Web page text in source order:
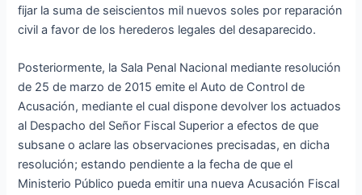
fijar la suma de seiscientos mil nuevos soles por reparación
civil a favor de los herederos legales del desaparecido.
Posteriormente, la Sala Penal Nacional mediante resolución
de 25 de marzo de 2015 emite el Auto de Control de
Acusación, mediante el cual dispone devolver los actuados
al Despacho del Señor Fiscal Superior a efectos de que
subsane o aclare las observaciones precisadas, en dicha
resolución; estando pendiente a la fecha de que el
Ministerio Público pueda emitir una nueva Acusación Fiscal